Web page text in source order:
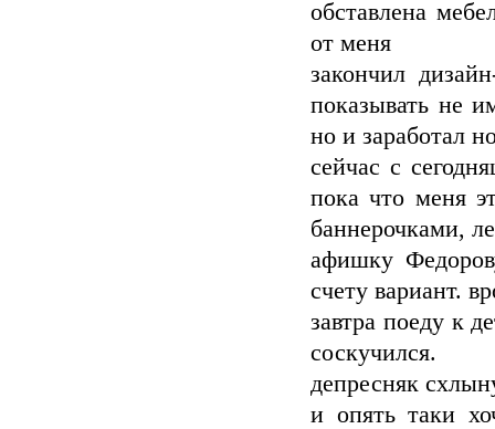
обставлена
от меня
закончил
показывать не
но и заработал
сейчас с
пока что меня
баннерочками,
афишку
счету вариант.
завтра поеду к
соскучился.
депресняк
и опять таки